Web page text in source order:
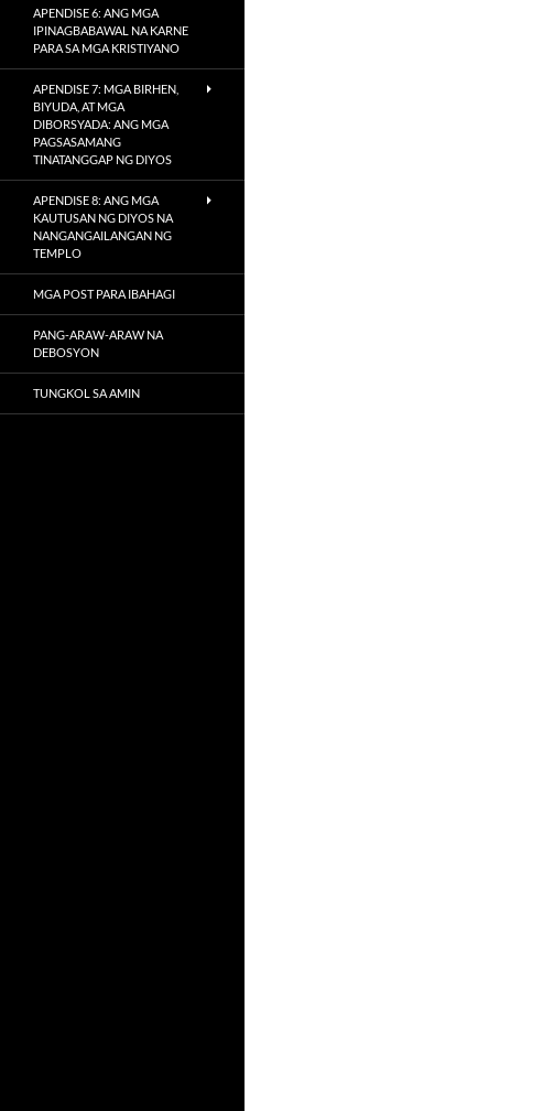
APENDISE 6: ANG MGA
IPINAGBABAWAL NA KARNE
PARA SA MGA KRISTIYANO
APENDISE 7: MGA BIRHEN,
BIYUDA, AT MGA
DIBORSYADA: ANG MGA
PAGSASAMANG
TINATANGGAP NG DIYOS
APENDISE 8: ANG MGA
KAUTUSAN NG DIYOS NA
NANGANGAILANGAN NG
TEMPLO
MGA POST PARA IBAHAGI
PANG-ARAW-ARAW NA
DEBOSYON
TUNGKOL SA AMIN